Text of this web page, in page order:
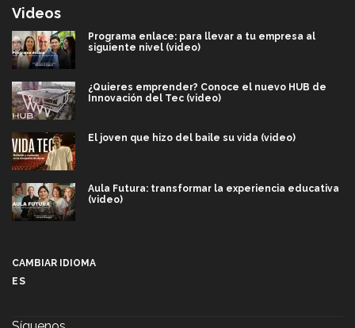
Videos
Programa enlace: para llevar a tu empresa al
siguiente nivel (video)
¿Quieres emprender? Conoce el nuevo HUB de
Innovación del Tec (video)
El joven que hizo del baile su vida (video)
Aula Futura: transformar la experiencia educativa
(video)
CAMBIAR IDIOMA
ES